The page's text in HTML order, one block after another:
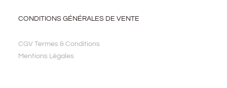
CONDITIONS GÉNÉRALES DE VENTE
CGV Termes & Conditions
Mentions Légales